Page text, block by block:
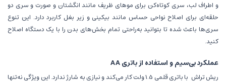
و اطراف لب، سری کوتاه‌کن برای موهای ظریف مانند انگشتان و صورت و سری دو
حلقه‌ای برای اصلاح نواحی حساس مانند بیکینی و زیر بغل کاربرد دارد. این تنوع
سری‌ها باعث شده تا بتوانید به‌راحتی تمام بخش‌های بدن را با یک دستگاه اصلاح
کنید.
عملکرد بی‌سیم و استفاده از باتری AA
ریش تراش با باتری قلمی 1.5 ولت کار می‌کند و نیازی به شارژ ندارد. این ویژگی نه‌تنها